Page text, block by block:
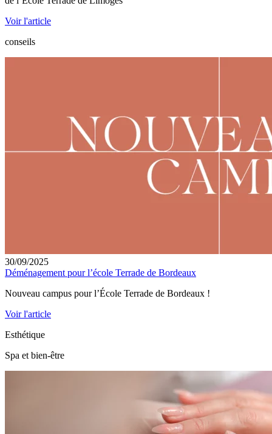
Voir l'article
conseils
30/09/2025
Déménagement pour l’école Terrade de Bordeaux
Nouveau campus pour l’École Terrade de Bordeaux !
Voir l'article
Esthétique
Spa et bien-être